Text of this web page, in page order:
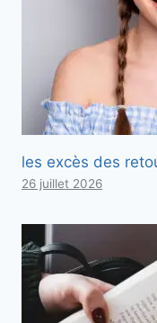
les excès des
26 juillet 2026